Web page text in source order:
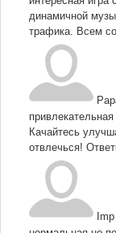
динамичной
трафика. Всем
Качайтесь
отвлечься!